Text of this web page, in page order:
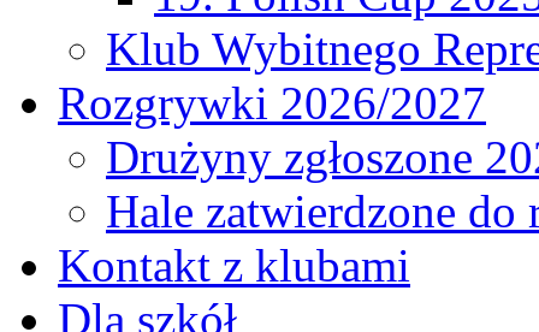
Klub Wybitnego
Rozgrywki 2026/2027
Drużyny zgłoszone
Hale zatwierdzone
Kontakt z klubami
Dla szkół